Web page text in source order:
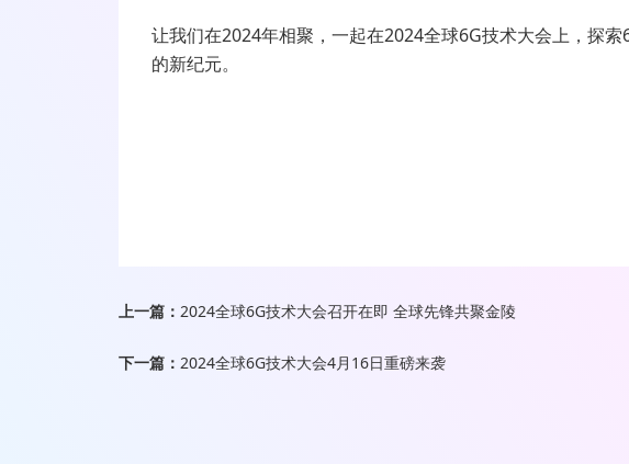
让我们在2024年相聚，一起在2024全球6G技术大会上，探
的新纪元。
上一篇： 2024全球6G技术大会召开在即 全球先锋共聚金陵
下一篇： 2024全球6G技术大会4月16日重磅来袭